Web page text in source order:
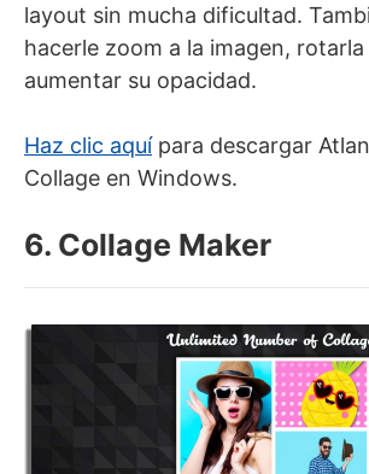
layout sin mucha dificultad.
hacerle zoom a la imagen,
aumentar su opacidad.
Haz clic aquípara descargar
Collage en Windows.
6. Collage Maker